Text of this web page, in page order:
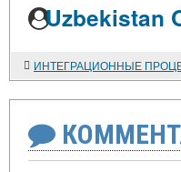
Uzbekistan